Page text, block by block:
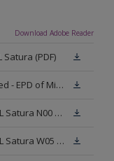
Download Adobe Reader
(PDF)
Sikkens Interior Laquers Waterbased - EPD of Milieuproductverklaring
Veiligheidsinformatieblad Rubbol BL Satura N00 (MSDS)
Veiligheidsinformatieblad Rubbol BL Satura W05 (MSDS)